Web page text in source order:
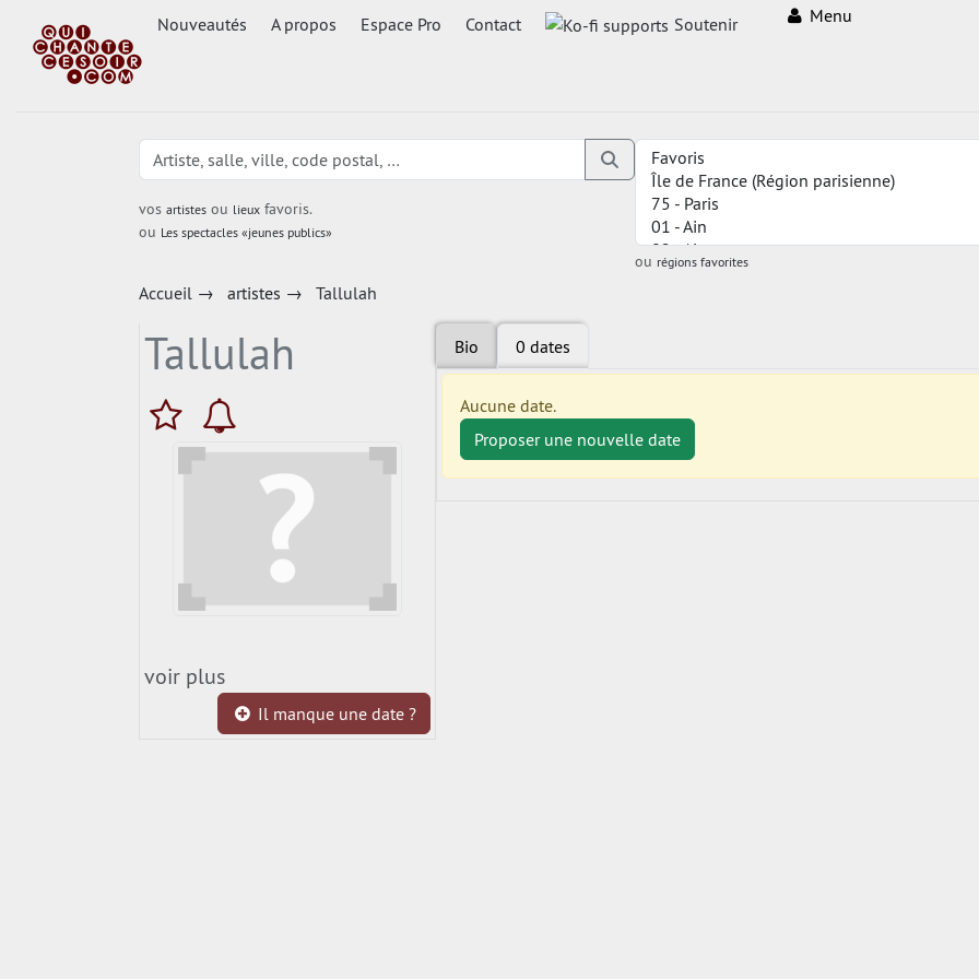
Nouveautés A propos Espace Pro Contact Soutenir Menu
vos artistesou lieuxfavoris.
ou Les spectacles «jeunes publics»
ou régions favorites
Accueil→ artistes → Tallulah
Tallulah
voir plus
Il manque une date ?
Bio 0 dates
Aucune date.
Proposer une nouvelle date